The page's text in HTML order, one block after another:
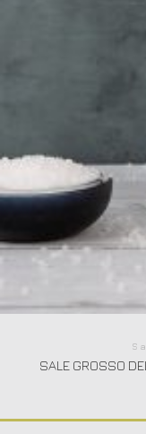
SALE GROSSO